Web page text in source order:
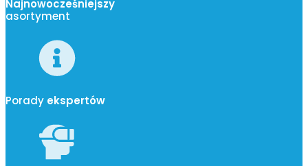
Najnowocześniejszy
asortyment
Porady ekspertów